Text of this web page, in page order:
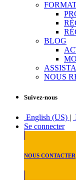
BLOG
NOUS
Suivez-nous
English (US) |
Se connecter
NOUS CONTACTER